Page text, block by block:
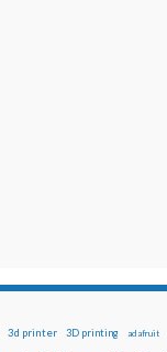
3d printer 3D printing adafruit